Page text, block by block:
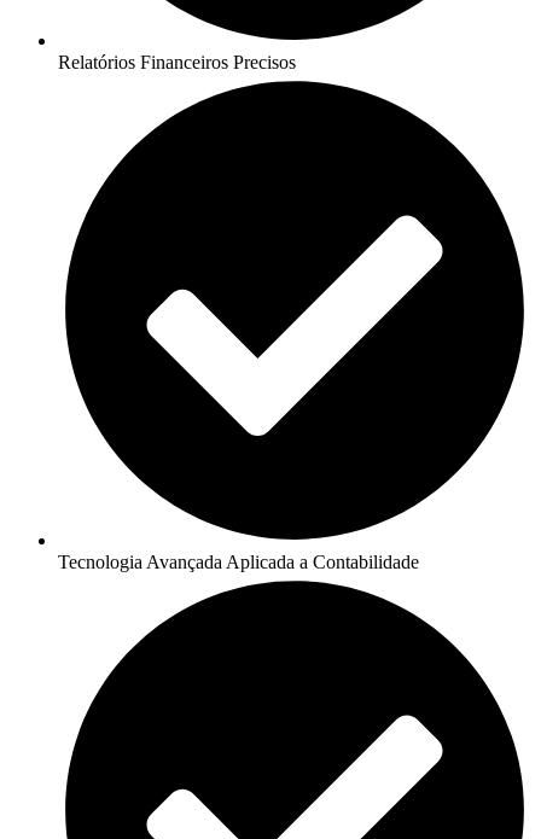
Relatórios Financeiros Precisos
Tecnologia Avançada Aplicada a Contabilidade